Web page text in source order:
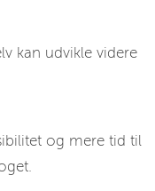
kan udvikle videre
og mere tid til